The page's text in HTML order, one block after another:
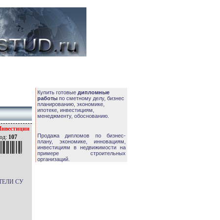
107
СУ
Купить готовые дипломные
работы по сметному делу, бизнес
планированию, экономике,
ипотеке, инвестициям,
менеджменту, обоснованию.
Продажа дипломов по бизнес-
плану, экономике, инновациям,
инвестициям в недвижимости на
примере строительных
организаций.